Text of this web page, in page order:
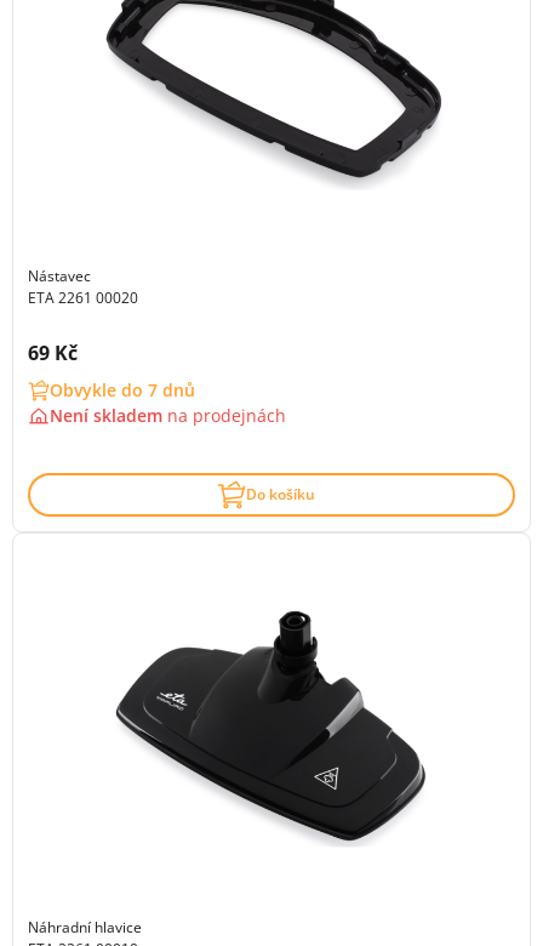
Nástavec
ETA 2261 00020
Cena s DPH:
69 Kč
Obvykle do 7 dnů
Není skladem na prodejnách
Do košíku
Náhradní hlavice